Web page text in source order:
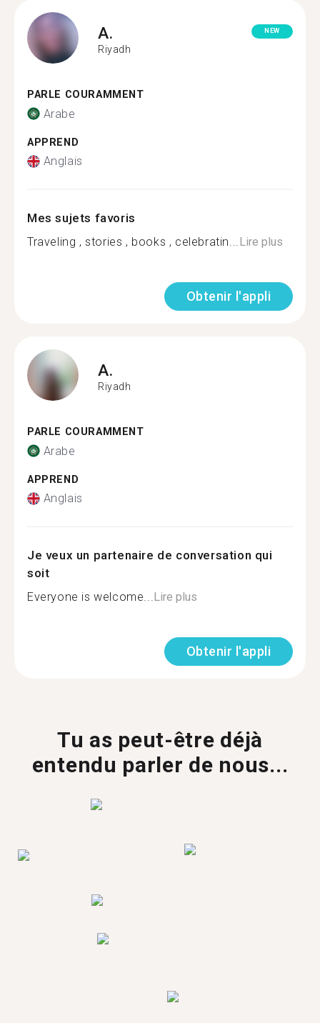
A.
Riyadh
NEW
PARLE COURAMMENT
Arabe
APPREND
Anglais
Mes sujets favoris
Traveling , stories , books , celebratin...Lire plus
Obtenir l'appli
A.
Riyadh
PARLE COURAMMENT
Arabe
APPREND
Anglais
Je veux un partenaire de conversation qui
soit
Everyone is welcome...Lire plus
Obtenir l'appli
Tu as peut-être déjà
entendu parler de nous...